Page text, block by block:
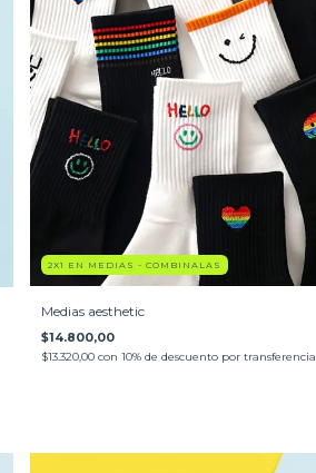
2X1 EN MEDIAS - COMBINALAS
Medias aesthetic
$14.800,00
$13.320,00 con 10% de descuento por transferencia